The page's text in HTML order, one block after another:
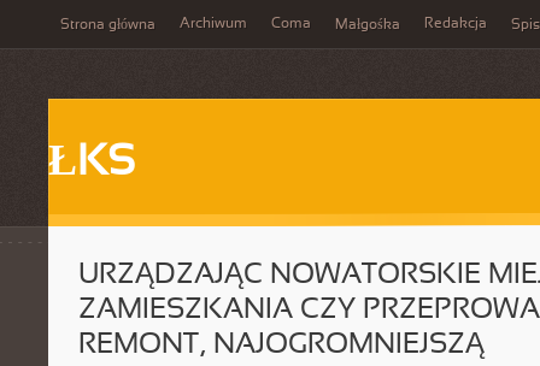
Strona główna Archiwum Coma Małgośka Redakcja
ŁKS
URZĄDZAJĄC NOWATORSKIE
ZAMIESZKANIA CZY
REMONT, NAJOGROMNIEJSZĄ